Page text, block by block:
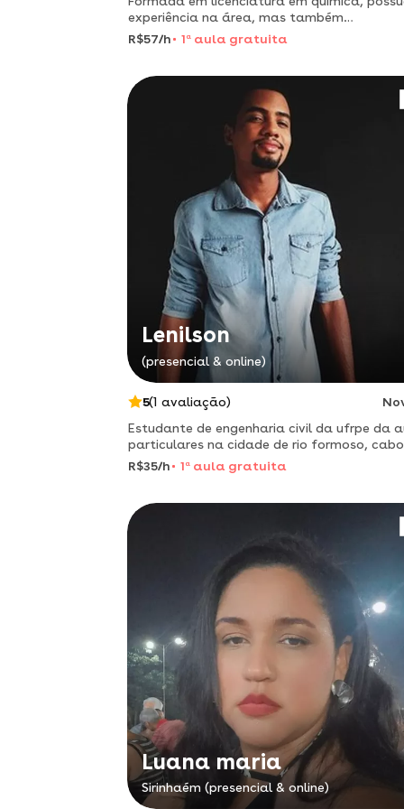
experiência na área, mas também
especialidade em matemática, ensino a
disciplina de forma lúdica e eficiente,
R$57/h 1 a aula gratuita
Lenilson
(presencial & online)
5(1 avaliação)
Estudante de engenharia civil da ufrpe da
particulares na cidade de rio formoso, cabo
santo agostinho e região.
R$35/h 1 a aula gratuita
Luana maria
Sirinhaém (presencial & online)